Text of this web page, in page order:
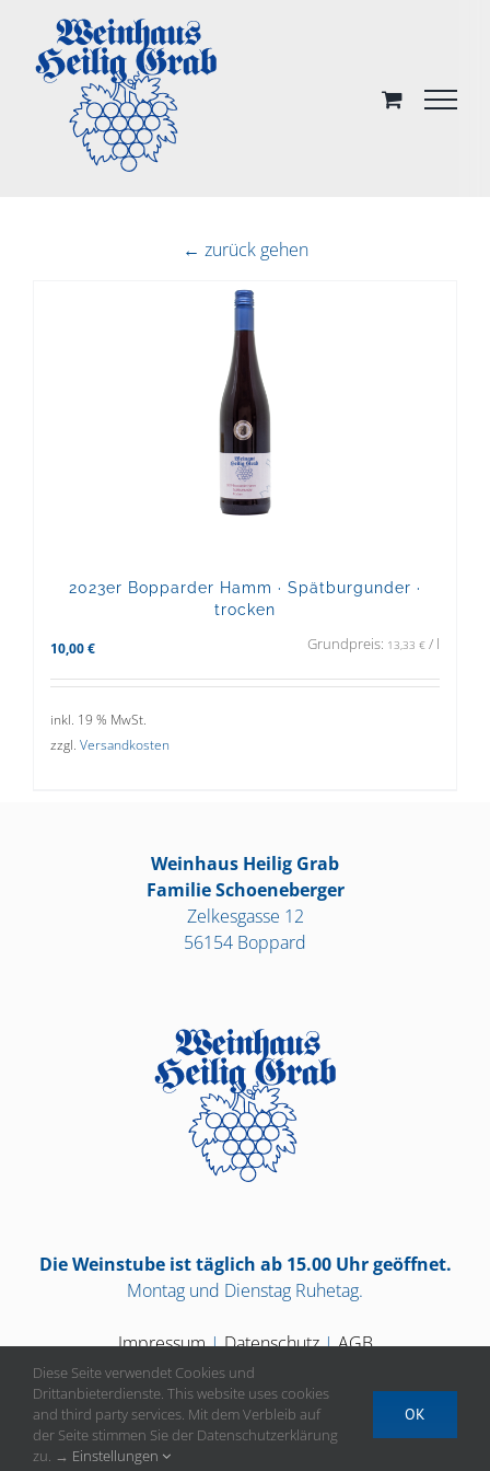
content
← zurück gehen
2023er Bopparder Hamm · Spätburgunder ·
trocken
10,00 € Grundpreis: 13,33 € / l
inkl. 19 % MwSt.
zzgl. Versandkosten
Weinhaus Heilig Grab
Familie Schoeneberger
Zelkesgasse 12
56154 Boppard
Die Weinstube ist täglich ab 15.00 Uhr geöffnet.
Montag und Dienstag Ruhetag.
Impressum|Datenschutz|AGB
Diese Seite verwendet Cookies und
Drittanbieterdienste. This website uses cookies
and third party services. Mit dem Verbleib auf
der Seite stimmen Sie der Datenschutzerklärung
zu. → Einstellungen
OK